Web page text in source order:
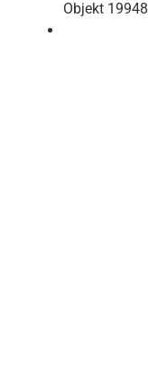
Objekt 19948